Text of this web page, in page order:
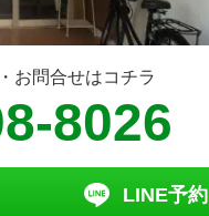
お問合せはコチラ
8026
LINE予約